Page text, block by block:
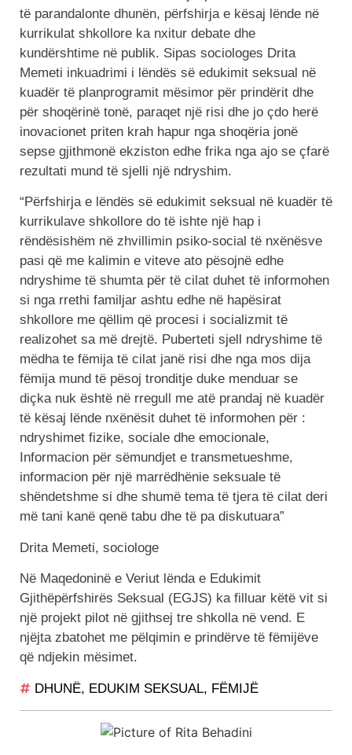
të parandalonte dhunën, përfshirja e kësaj lënde në
kurrikulat shkollore ka nxitur debate dhe
kundërshtime në publik. Sipas sociologes Drita
Memeti inkuadrimi i lëndës së edukimit seksual në
kuadër të planprogramit mësimor për prindërit dhe
për shoqërinë tonë, paraqet një risi dhe jo çdo herë
inovacionet priten krah hapur nga shoqëria jonë
sepse gjithmonë ekziston edhe frika nga ajo se çfarë
rezultati mund të sjelli një ndryshim.
“Përfshirja e lëndës së edukimit seksual në kuadër të
kurrikulave shkollore do të ishte një hap i
rëndësishëm në zhvillimin psiko-social të nxënësve
pasi që me kalimin e viteve ato pësojnë edhe
ndryshime të shumta për të cilat duhet të informohen
si nga rrethi familjar ashtu edhe në hapësirat
shkollore me qëllim që procesi i socializmit të
realizohet sa më drejtë. Puberteti sjell ndryshime të
mëdha te fëmija të cilat janë risi dhe nga mos dija
fëmija mund të pësoj tronditje duke menduar se
diçka nuk është në rregull me atë prandaj në kuadër
të kësaj lënde nxënësit duhet të informohen për :
ndryshimet fizike, sociale dhe emocionale,
Informacion për sëmundjet e transmetueshme,
informacion për një marrëdhënie seksuale të
shëndetshme si dhe shumë tema të tjera të cilat deri
më tani kanë qenë tabu dhe të pa diskutuara”
Drita Memeti, sociologe
Në Maqedoninë e Veriut lënda e Edukimit
Gjithëpërfshirës Seksual (EGJS) ka filluar këtë vit si
një projekt pilot në gjithsej tre shkolla në vend. E
njëjta zbatohet me pëlqimin e prindërve të fëmijëve
që ndjekin mësimet.
DHUNË, EDUKIM SEKSUAL, FËMIJË